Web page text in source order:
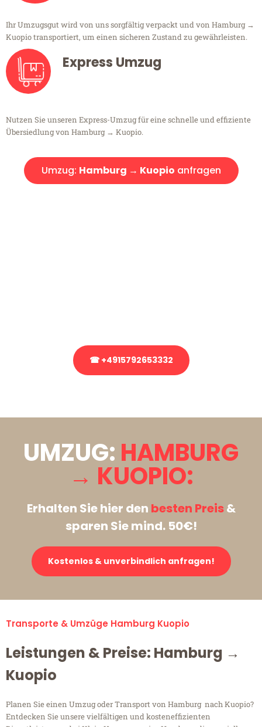
Ihr Umzugsgut wird von uns sorgfältig verpackt und von Hamburg →
Kuopio transportiert, um einen sicheren Zustand zu gewährleisten.
Express Umzug
Nutzen Sie unseren Express-Umzug für eine schnelle und effiziente
Übersiedlung von Hamburg → Kuopio.
Umzug: Hamburg → Kuopio anfragen
☎ +4915792653332
UMZUG: HAMBURG
→ KUOPIO:
Erhalten Sie hier den besten Preis&
sparen Sie mind. 50€!
Kostenlos & unverbindlich anfragen!
Transporte & Umzüge Hamburg Kuopio
Leistungen & Preise: Hamburg →
Kuopio
Planen Sie einen Umzug oder Transport von Hamburg nach Kuopio?
Entdecken Sie unsere vielfältigen und kosteneffizienten